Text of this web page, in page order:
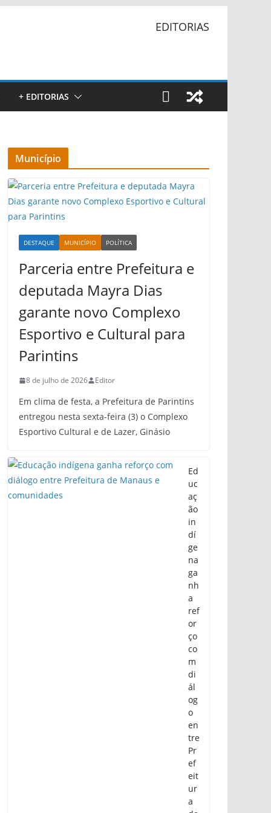
EDITORIAS
+ EDITORIAS
Município
DESTAQUE MUNICÍPIO POLÍTICA
Parceria entre Prefeitura e
deputada Mayra Dias
garante novo Complexo
Esportivo e Cultural para
Parintins
8 de julho de 2026 Editor
Em clima de festa, a Prefeitura de Parintins
entregou nesta sexta-feira (3) o Complexo
Esportivo Cultural e de Lazer, Ginásio
Ed
uc
aç
ão
in
dí
ge
na
ga
nh
a
ref
or
ço
co
m
di
ál
og
o
en
tre
Pr
ef
eit
ur
a